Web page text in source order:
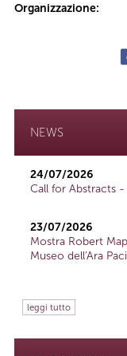
Organizzazione:
NEWS
24/07/2026
Call for Abstracts
23/07/2026
Mostra Robert
Museo dell'Ara
leggi tutto